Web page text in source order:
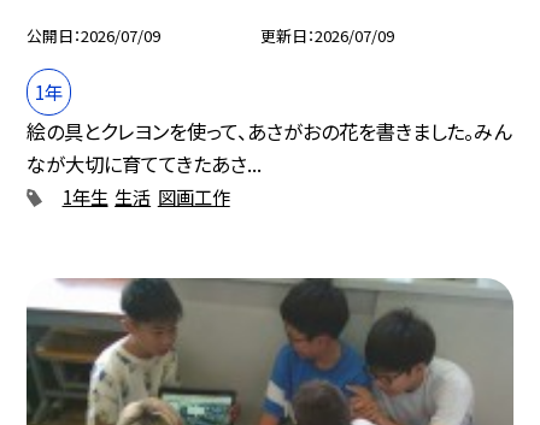
公開日 2026/07/09 更新日 2026/07/09
1年
絵の具とクレヨンを使って、あさがおの花を書きました。みん
なが大切に育ててきたあさ...
1年生 生活 図画工作